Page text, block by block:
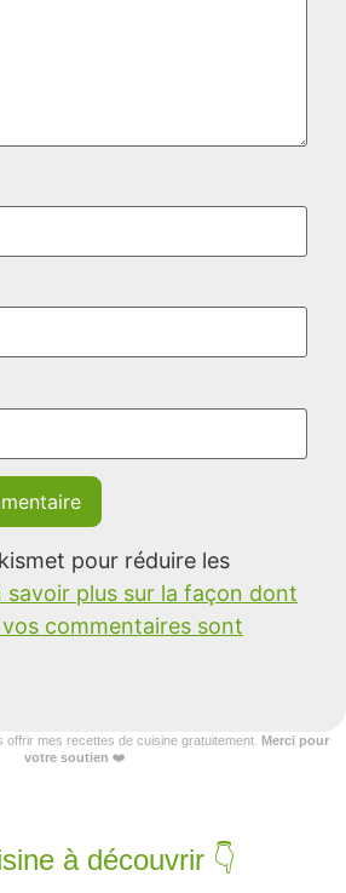
pour réduire les
savoir plus sur la façon dont
commentaires sont
offrir mes recettes de cuisine gratuitement. Merci pour
votre soutien ❤️
à découvrir 👇